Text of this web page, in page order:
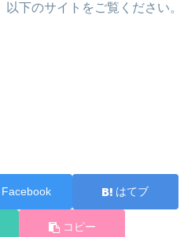
下のサイトをご覧ください。
Facebook はてブ
コピー